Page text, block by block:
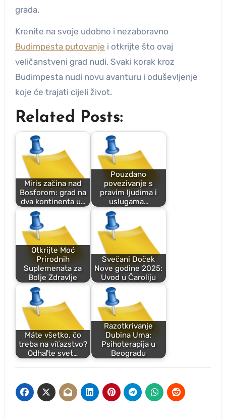
grada.
Krenite na svoje udobno i nezaboravno
Budimpesta putovanje i otkrijte što ovaj
veličanstveni grad nudi. Svaki korak kroz
Budimpesta nudi novu avanturu i oduševljenje
koje će trajati cijeli život.
Related Posts:
Miris začina nad
Bosforom: grad na
dva kontinenta u…
Pouzdano
povezivanje s
pravim ljudima i
uslugama…
Otkrijte Moć
Prirodnih
Suplemenata za
Bolje Zdravlje
Svečani Doček
Nove godine 2025:
Uvod u Čaroliju
Máte všetko, čo
treba na víťazstvo?
Odhaľte svet…
Razotkrivanje
Dubina Uma:
Psihoterapija u
Beogradu